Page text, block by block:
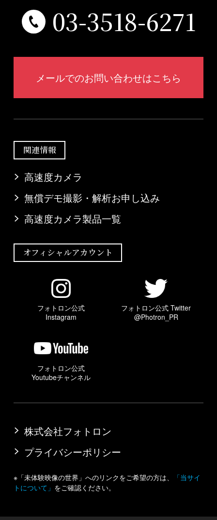
03-3518-6271
メールでのお問い合わせはこちら
関連情報
高速度カメラ
無償デモ撮影・解析お申し込み
高速度カメラ製品一覧
オフィシャルアカウント
フォトロン公式
Instagram
フォトロン公式 Twitter
@Photron_PR
フォトロン公式
Youtubeチャンネル
株式会社フォトロン
プライバシーポリシー
※「未体験映像の世界」へのリンクをご希望の方は、
「当サイ
トについて」 をご確認ください。